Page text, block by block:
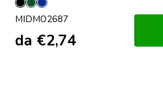
Nero
Verde
Scuro
Francese
Navy
MIDMO2687
da €2,74